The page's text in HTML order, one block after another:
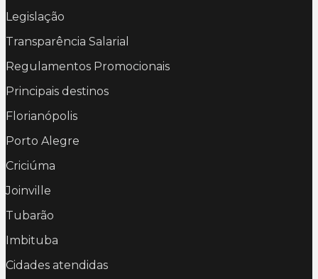
Legislação
Transparência Salarial
Regulamentos Promocionais
Principais destinos
Florianópolis
Porto Alegre
Criciúma
Joinville
Tubarão
Imbituba
Cidades atendidas